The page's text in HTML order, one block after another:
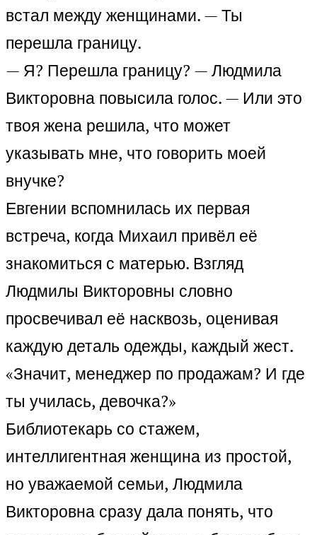
встал между женщинами. — Ты
перешла границу.
— Я? Перешла границу? — Людмила
Викторовна повысила голос. — Или это
твоя жена решила, что может
указывать мне, что говорить моей
внучке?
Евгении вспомнилась их первая
встреча, когда Михаил привёл её
знакомиться с матерью. Взгляд
Людмилы Викторовны словно
просвечивал её насквозь, оценивая
каждую деталь одежды, каждый жест.
«Значит, менеджер по продажам? И где
ты училась, девочка?»
Библиотекарь со стажем,
интеллигентная женщина из простой,
но уважаемой семьи, Людмила
Викторовна сразу дала понять, что